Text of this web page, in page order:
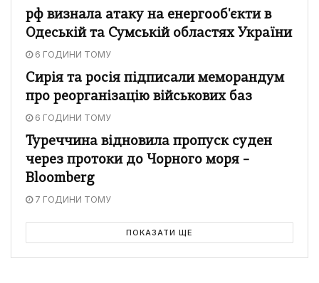
рф визнала атаку на енергооб'єкти в
Одеській та Сумській областях України
6 ГОДИНИ ТОМУ
Сирія та росія підписали меморандум
про реорганізацію військових баз
6 ГОДИНИ ТОМУ
Туреччина відновила пропуск суден
через протоки до Чорного моря –
Bloomberg
7 ГОДИНИ ТОМУ
ПОКАЗАТИ ЩЕ